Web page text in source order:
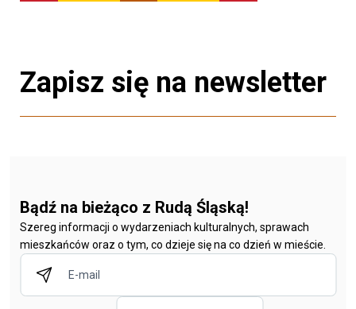
Zapisz się na newsletter
Bądź na bieżąco z Rudą Śląską!
Szereg informacji o wydarzeniach kulturalnych, sprawach
mieszkańców oraz o tym, co dzieje się na co dzień w mieście.